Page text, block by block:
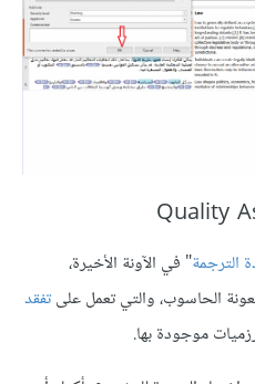
الترجمة" في الآونة الأخيرة،
الحاسوب، والتي تعمل علىتفقد
موجودة بها.